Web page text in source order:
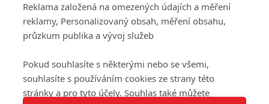
Tato stránka používá soubory cookies.
Ochrana osobních údajů|Zásady používání cookies |Pravidla webu
Upravit nastavení soukromí
Reklama založená na omezených údajích a měření
reklamy, Personalizovaný obsah, měření obsahu,
průzkum publika a vývoj služeb
Pokud souhlasíte s některými nebo se všemi,
souhlasíte s používáním cookies ze strany této
stránky a pro tyto účely. Souhlas také můžete